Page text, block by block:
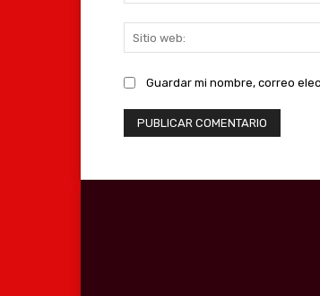
Guardar mi nombre, correo